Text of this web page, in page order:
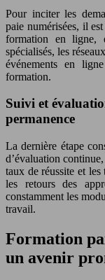
Pour inciter les
paie numérisées, il
formation en ligne,
spécialisés, les
événements en
formation.
Suivi et
permanence
La dernière étape
d’évaluation
taux de réussite et
les retours des
constamment les
travail.
Formation
un avenir